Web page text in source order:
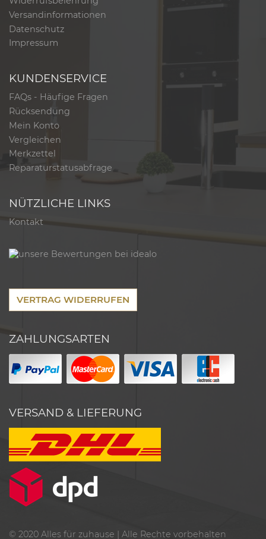
Versandinformationen
Datenschutz
Impressum
KUNDENSERVICE
FAQs - Häufige Fragen
Rücksendung
Mein Konto
Vergleichen
Merkzettel
Reparaturstatusabfrage
NÜTZLICHE LINKS
Kontakt
VERTRAG WIDERRUFEN
ZAHLUNGSARTEN
VERSAND & LIEFERUNG
© 2020 Alles für zuhause | Alle Rechte vorbehalten